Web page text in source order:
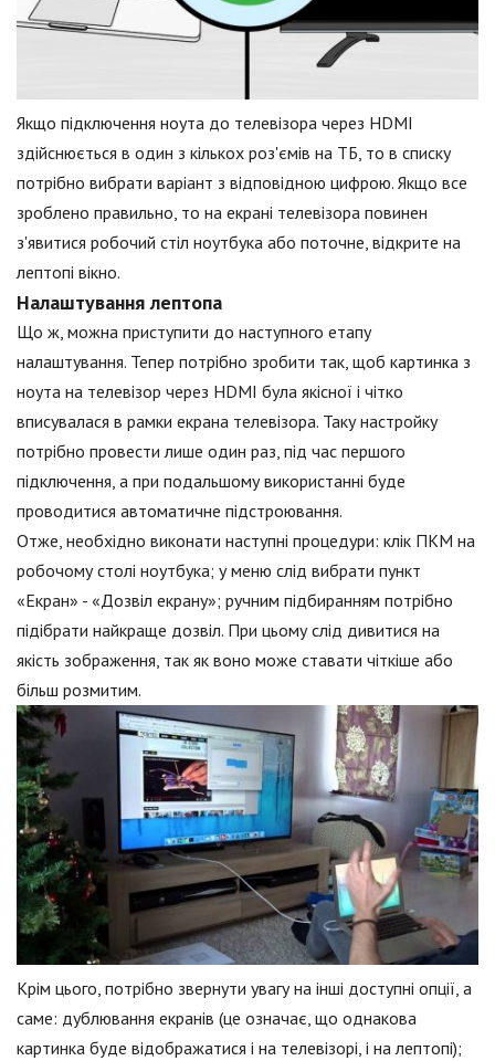
Якщо підключення ноута до телевізора через HDMI
здійснюється в один з кількох роз'ємів на ТБ, то в списку
потрібно вибрати варіант з відповідною цифрою. Якщо все
зроблено правильно, то на екрані телевізора повинен
з'явитися робочий стіл ноутбука або поточне, відкрите на
лептопі вікно.
Налаштування лептопа
Що ж, можна приступити до наступного етапу
налаштування. Тепер потрібно зробити так, щоб картинка з
ноута на телевізор через HDMI була якісної і чітко
вписувалася в рамки екрана телевізора. Таку настройку
потрібно провести лише один раз, під час першого
підключення, а при подальшому використанні буде
проводитися автоматичне підстроювання.
Отже, необхідно виконати наступні процедури: клік ПКМ на
робочому столі ноутбука; у меню слід вибрати пункт
«Екран» - «Дозвіл екрану»; ручним підбиранням потрібно
підібрати найкраще дозвіл. При цьому слід дивитися на
якість зображення, так як воно може ставати чіткіше або
більш розмитим.
Крім цього, потрібно звернути увагу на інші доступні опції, а
саме: дублювання екранів (це означає, що однакова
картинка буде відображатися і на телевізорі, і на лептопі);